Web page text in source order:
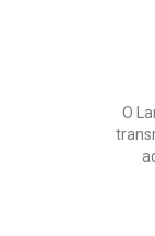
O